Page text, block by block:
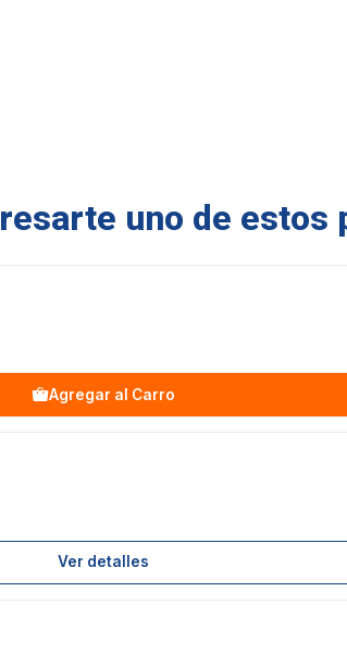
uno de estos
Agregar al Carro
Ver detalles